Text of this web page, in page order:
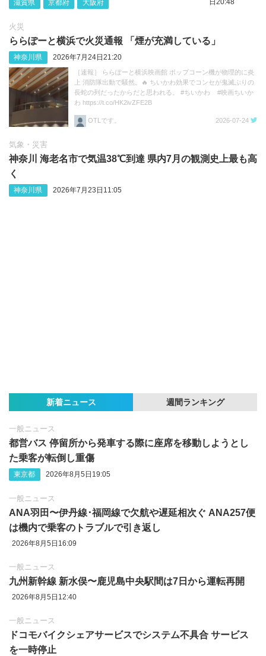
滋賀県 京都府 大阪府
火災
ららぽーと横浜で火災通報 「煙が充満している」
神奈川県 2026年7月24日21:20
［速報］ ららぽーと横浜映画館 ポップコーン機が物理的に炎
上 消防隊出動で騒然。🔥 ちいかわ効果でコンセが鬼滅ぶりの
長蛇の列だったからだと思われる。 #ちいかわ #映画ちいか
わ https://t.co/HK2ivZFE2B
OTLです。 2026-07-24
気象・災害
神奈川 海老名市で気温38℃到達 県内7月の観測史上最も高
く
神奈川県 2026年7月23日11:05
新着ニュース 週間ランキング
一般ニュース
都営バス 停留所から発車する際に座席を移動しようとし
た乗客が転倒し重傷
東京都 2026年8月5日19:05
一般ニュース
ANA羽田〜伊丹線･福岡線で欠航や遅延相次ぐ ANA257便
は機内で乗客のトラブルで引き返し
2026年8月5日16:09
一般ニュース
九州新幹線 新水俣〜鹿児島中央駅間は7日から運転再開
2026年8月5日12:40
一般ニュース
ドコモバイクシェアサービスでシステム不具合 サービス
を一時停止